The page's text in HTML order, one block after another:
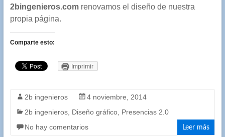
2bingenieros.comrenovamos el diseño de nuestra
propia página.
Comparte esto:
Imprimir
2b ingenieros
4 noviembre, 2014
2b ingenieros, Diseño gráfico, Presencias 2.0
No hay comentarios
Leer más